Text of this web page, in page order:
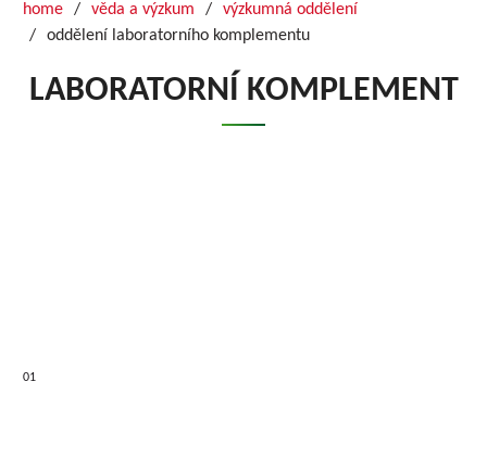
home věda a výzkum
výzkumná oddělení
oddělení laboratorního komplementu
LABORATORNÍ KOMPLEMENT
01